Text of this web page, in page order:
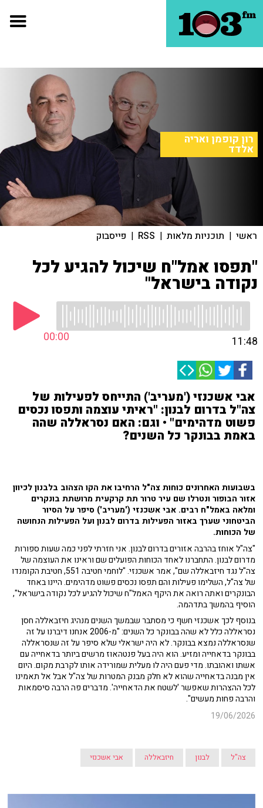
רון קופמן ואריה
אלדד
ראשי | תוכניות מלאות |
RSS
| פייסבוק
"תפסו אמל"ח שיכול להגיע לכל
נקודה בישראל"
00:00 11:48
אבי אשכנזי ('מעריב') התייחס לפעילות של
צה"ל בדרום לבנון: "ראיתי עוצמה ותפסו נכסים
פשוט מדהימים" • וגם: האם נסראללה שהה
באמת בבונקר כל השנים?
בשבועות האחרונים כוחות צה"ל הרחיבו את הקו הצהוב בלבנון לכיוון
אזור הבופור ונטרלו שם עיר טרור תת קרקעית מרושתת בונקרים
ומלאה באמל"ח רבים. אבי אשכנזי ('מעריב') סיפר על הסיור
הביטחוני שערך באזור הפעילות בדרום לבנון ועל הפעילות הנחושה
של הכוחות.
"צה"ל אוחז בהרבה אזורים בדרום לבנון. אני חזרתי לפני כמה שעות ספורות
מדרום לבנון. התחברנו לאחד הכוחות הפועלים שם וראינו את העוצמה של
צה"ל נגד חיזבאללה שם", אמר אשכנזי. "לוחמי חטיבה 551, חטיבת הקומנדו
של צה"ל, השלימו פעילות והם תפסו נכסים פשוט מדהימים. היינו באחד
הבונקרים ואתה רואה את היקף האמל"ח שיכול להגיע לכל נקודה בישראל",
הוסיף בהמשך בתדהמה.
בנוסף לכך אשכנזי חשף כי מסתבר שבמשך השנים מנהיג חיזבאללה חסן
נסראללה כלל לא שהה בבונקר כל השנים: "מ-2006 אנחנו דיברנו על זה
שנסראללה נמצא בבונקר. לא היה ישראלי שלא סיפר על זה שנסראללה
בבונקר בדאחייה ומזיע. הוא היה בעל פנטהאוז מרשים ביותר בדאחייה עם
אשתו ואהובתו. מדי פעם היה לו מעלית שמורידה אותו לקרבת מקום. היום
אין מבנה בדאחייה שהוא לא חלק מבנק המטרות של צה"ל אבל אל תאמינו
לכל ההצהרות שאפשר 'לשטח את הדאחייה'. מדברים פה הרבה סיסמאות
והרבה פחות מעשים".
19/06/2026
צה"ל לבנון חיזבאללה אבי אשכנזי